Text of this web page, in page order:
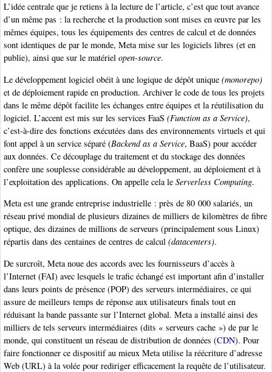
L’idée centrale que je retiens à la lecture de l’article, c’est que tout avance
d’un même pas : la recherche et la production sont mises en œuvre par les
mêmes équipes, tous les équipements des centres de calcul et de données
sont identiques de par le monde, Meta mise sur les logiciels libres (et en
publie), ainsi que sur le matériel open-source.
Le développement logiciel obéit à une logique de dépôt unique (monorepo)
et de déploiement rapide en production. Archiver le code de tous les projets
dans le même dépôt facilite les échanges entre équipes et la réutilisation du
logiciel. L’accent est mis sur les services FaaS (Function as a Service),
c’est-à-dire des fonctions exécutées dans des environnements virtuels et qui
font appel à un service séparé (Backend as a Service, BaaS) pour accéder
aux données. Ce découplage du traitement et du stockage des données
confère une souplesse considérable au développement, au déploiement et à
l’exploitation des applications. On appelle cela le Serverless Computing.
Meta est une grande entreprise industrielle : près de 80 000 salariés, un
réseau privé mondial de plusieurs dizaines de milliers de kilomètres de fibre
optique, des dizaines de millions de serveurs (principalement sous Linux)
répartis dans des centaines de centres de calcul (datacenters).
De surcroît, Meta noue des accords avec les fournisseurs d’accès à
l’Internet (FAI) avec lesquels le trafic échangé est important afin d’installer
dans leurs points de présence (POP) des serveurs intermédiaires, ce qui
assure de meilleurs temps de réponse aux utilisateurs finals tout en
réduisant la bande passante sur l’Internet global. Meta a installé ainsi des
milliers de tels serveurs intermédiaires (dits « serveurs cache ») de par le
monde, qui constituent un réseau de distribution de données (CDN). Pour
faire fonctionner ce dispositif au mieux Meta utilise la réécriture d’adresse
Web (URL) à la volée pour rediriger efficacement la requête de l’utilisateur.